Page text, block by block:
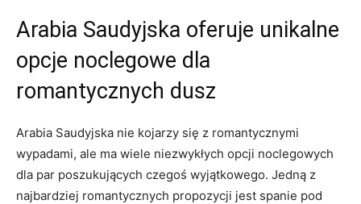
Arabia⁤ Saudyjska oferuje unikalne
opcje noclegowe dla
⁤romantycznych dusz
Arabia Saudyjska nie​ kojarzy się z romantycznymi
wypadami, ale ma wiele niezwykłych​ opcji noclegowych
dla par poszukujących czegoś wyjątkowego. Jedną z ​
najbardziej romantycznych propozycji ⁤jest spanie pod